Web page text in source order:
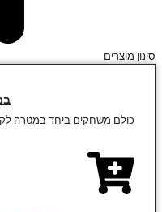
סינון מוצרים
כולם משחקים ביחד במטרה